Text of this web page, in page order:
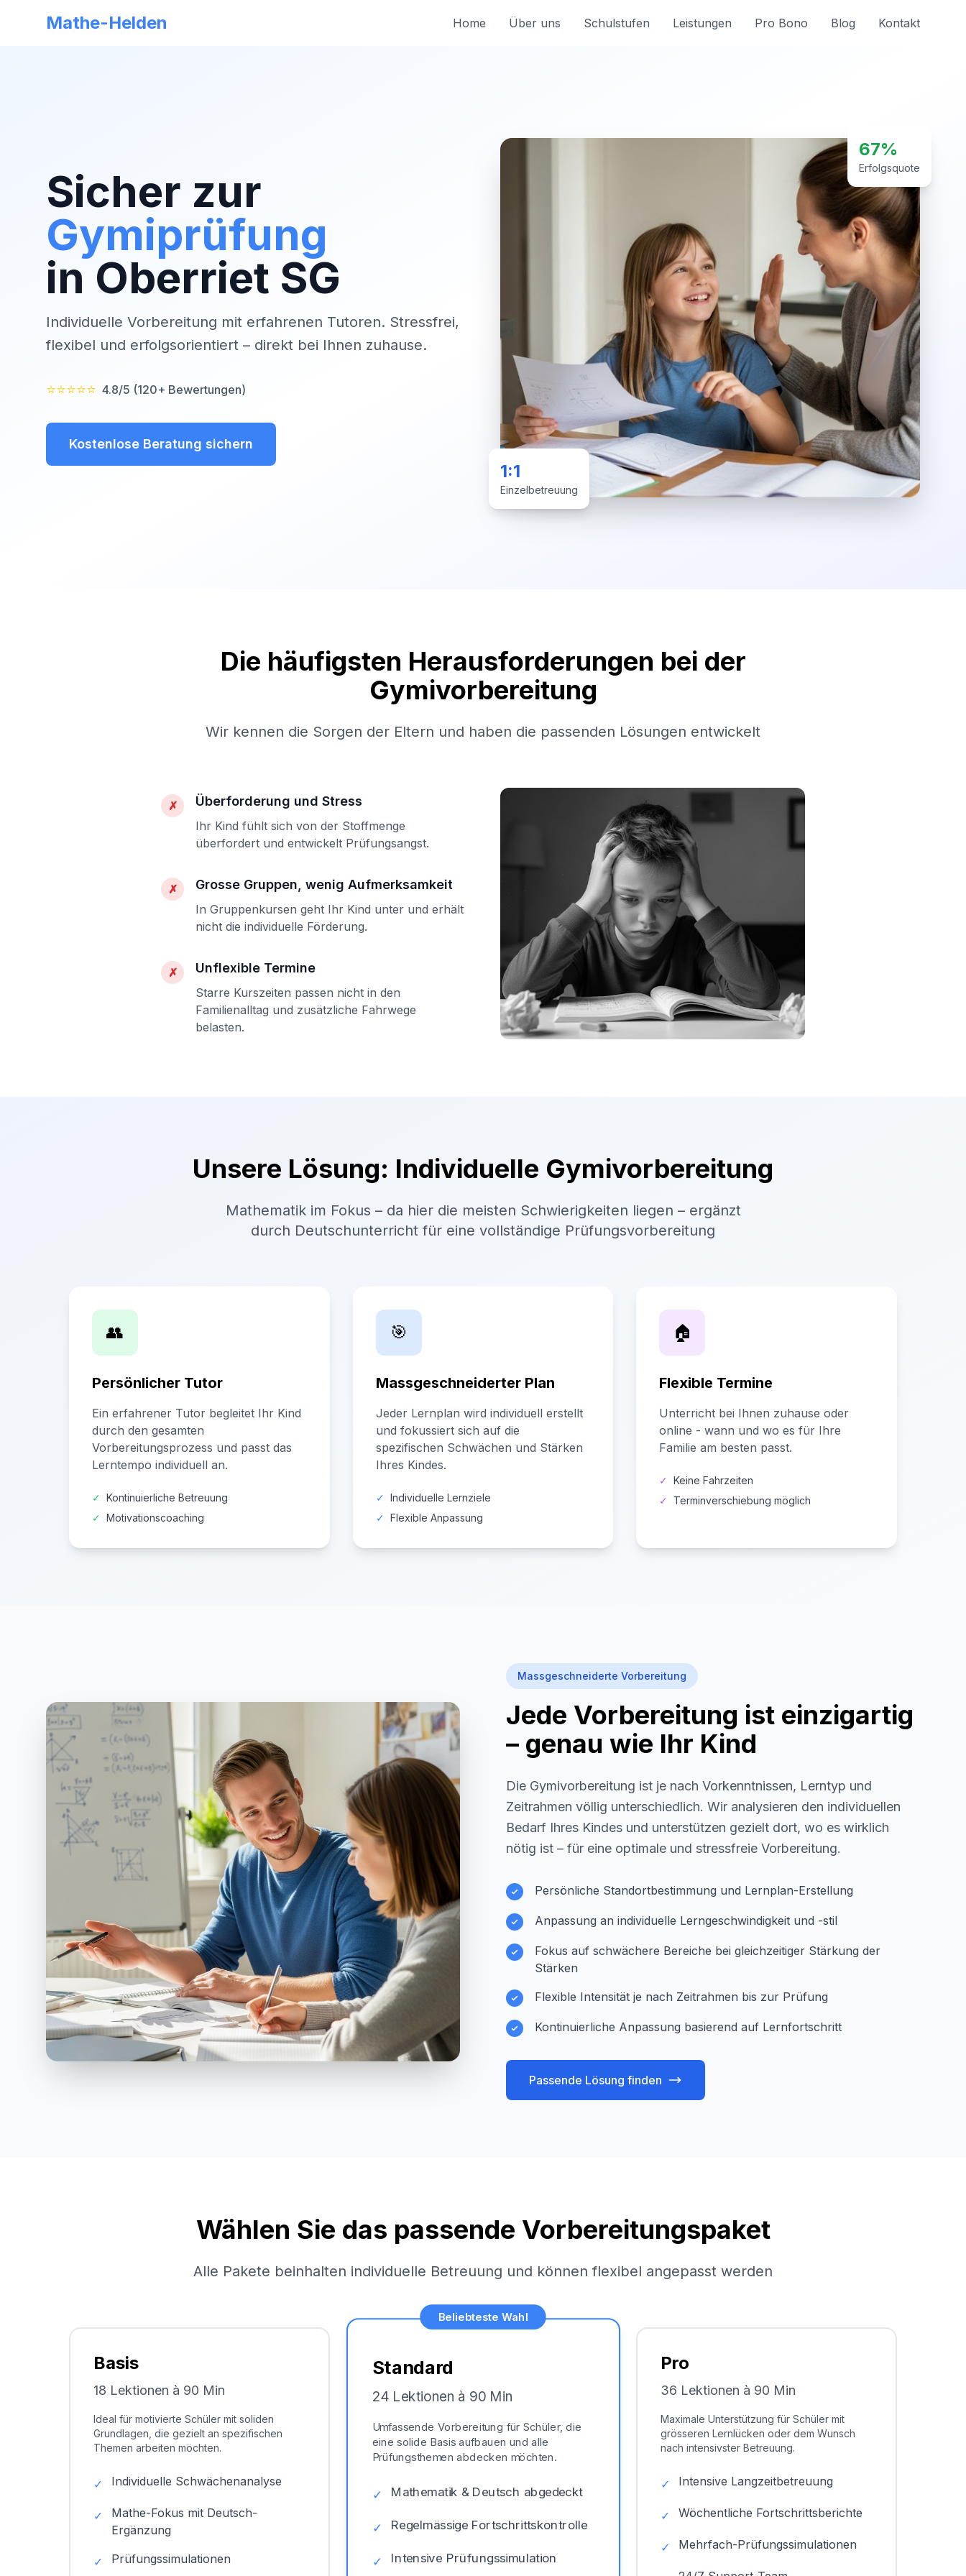
Mathe-Helden Home Über uns Schulstufen Leistungen Pro Bono Blog Kontakt
Sicher zur
Gymiprüfung
in Oberriet SG
Individuelle Vorbereitung mit erfahrenen Tutoren. Stressfrei,
flexibel und erfolgsorientiert – direkt bei Ihnen zuhause.
⭐⭐⭐⭐⭐ 4.8/5 (120+ Bewertungen)
Kostenlose Beratung sichern
67%
Erfolgsquote
1:1
Einzelbetreuung
Die häufigsten Herausforderungen bei der
Gymivorbereitung
Wir kennen die Sorgen der Eltern und haben die passenden Lösungen entwickelt
✗ Überforderung und Stress
Ihr Kind fühlt sich von der Stoffmenge
überfordert und entwickelt Prüfungsangst.
✗ Grosse Gruppen, wenig Aufmerksamkeit
In Gruppenkursen geht Ihr Kind unter und erhält
nicht die individuelle Förderung.
✗ Unflexible Termine
Starre Kurszeiten passen nicht in den
Familienalltag und zusätzliche Fahrwege
belasten.
Unsere Lösung: Individuelle Gymivorbereitung
Mathematik im Fokus – da hier die meisten Schwierigkeiten liegen – ergänzt
durch Deutschunterricht für eine vollständige Prüfungsvorbereitung
👥
Persönlicher Tutor
Ein erfahrener Tutor begleitet Ihr Kind
durch den gesamten
Vorbereitungsprozess und passt das
Lerntempo individuell an.
✓ Kontinuierliche Betreuung
✓ Motivationscoaching
🎯
Massgeschneiderter Plan
Jeder Lernplan wird individuell erstellt
und fokussiert sich auf die
spezifischen Schwächen und Stärken
Ihres Kindes.
✓ Individuelle Lernziele
✓ Flexible Anpassung
🏠
Flexible Termine
Unterricht bei Ihnen zuhause oder
online - wann und wo es für Ihre
Familie am besten passt.
✓
Keine Fahrzeiten
✓
Terminverschiebung möglich
Massgeschneiderte Vorbereitung
Jede Vorbereitung ist einzigartig
– genau wie Ihr Kind
Die Gymivorbereitung ist je nach Vorkenntnissen, Lerntyp und
Zeitrahmen völlig unterschiedlich. Wir analysieren den individuellen
Bedarf Ihres Kindes und unterstützen gezielt dort, wo es wirklich
nötig ist – für eine optimale und stressfreie Vorbereitung.
Persönliche Standortbestimmung und Lernplan-Erstellung
Anpassung an individuelle Lerngeschwindigkeit und -stil
Fokus auf schwächere Bereiche bei gleichzeitiger Stärkung der
Stärken
Flexible Intensität je nach Zeitrahmen bis zur Prüfung
Kontinuierliche Anpassung basierend auf Lernfortschritt
Passende Lösung finden
Wählen Sie das passende Vorbereitungspaket
Alle Pakete beinhalten individuelle Betreuung und können flexibel angepasst werden
Basis
18 Lektionen à 90 Min
Ideal für motivierte Schüler mit soliden
Grundlagen, die gezielt an spezifischen
Themen arbeiten möchten.
✓ Individuelle Schwächenanalyse
✓
Mathe-Fokus mit Deutsch-
Ergänzung
✓ Prüfungssimulationen
Beliebteste Wahl
Standard
24 Lektionen à 90 Min
Umfassende Vorbereitung für Schüler, die
eine solide Basis aufbauen und alle
Prüfungsthemen abdecken möchten.
✓ Mathematik & Deutsch abgedeckt
✓ Regelmässige Fortschrittskontrolle
✓ Intensive Prüfungssimulation
Pro
36 Lektionen à 90 Min
Maximale Unterstützung für Schüler mit
grösseren Lernlücken oder dem Wunsch
nach intensivster Betreuung.
✓ Intensive Langzeitbetreuung
✓ Wöchentliche Fortschrittsberichte
✓ Mehrfach-Prüfungssimulationen